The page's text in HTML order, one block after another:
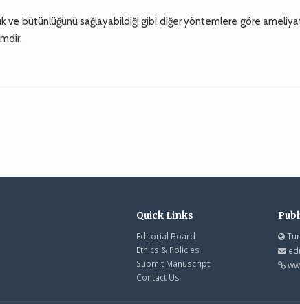
ve bütünlüğünü sağlayabildiği gibi diğer yöntemlere göre
Quick Links
Editorial Board
Ethics & Policies
Submit Manuscript
Contact Us